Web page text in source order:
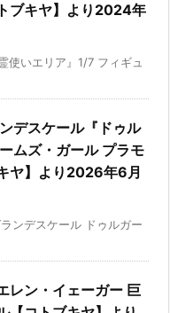
ブキヤ】より2024年
使いエリア』1/7 フィギュ
デスケール『ドゥル
ムズ・ガール プラモ
ヤ】より2026年6月
ンデスケール ドゥルガー
レン・イェーガー 巨